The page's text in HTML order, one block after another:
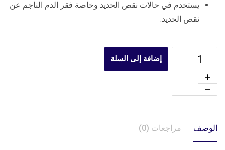
يستخدم في حالات نقص الحديد وخاصة فقر الدم الناجم عن
نقص الحديد.
إضافة إلى السلة
الوصف مراجعات (0)